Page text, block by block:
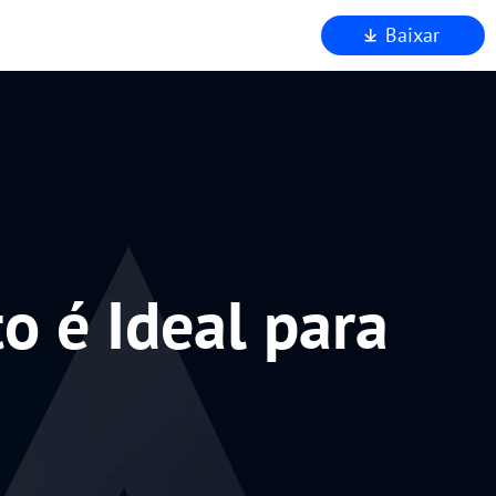
Baixar
é Ideal para